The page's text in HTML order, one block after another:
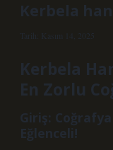
Kerbela
Tarih: Kasım 14, 2025
Kerbela
En Zorlu
Giriş:
Eğlenceli!